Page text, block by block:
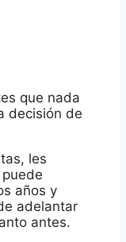
que nada
decisión de
les
años y
adelantar
antes.